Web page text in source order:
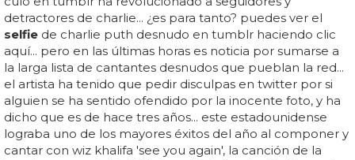
detractores de charlie... ¿es para tanto? puedes ver el
selfie de charlie puth desnudo en tumblr haciendo clic
aquí... pero en las últimas horas es noticia por sumarse a
la larga lista de cantantes desnudos que pueblan la red...
el artista ha tenido que pedir disculpas en twitter por si
alguien se ha sentido ofendido por la inocente foto, y ha
dicho que es de hace tres años... este estadounidense
lograba uno de los mayores éxitos del año al componer y
cantar con wiz khalifa 'see you again', la canción de la